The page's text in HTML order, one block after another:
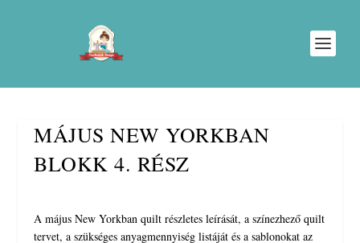
MÁJUS NEW YORKBAN
BLOKK 4. RÉSZ
A május New Yorkban quilt részletes leírását, a színezhező quilt
tervet, a szükséges anyagmennyiség listáját és a sablonokat az